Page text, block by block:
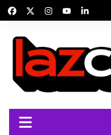
para
conteúdo